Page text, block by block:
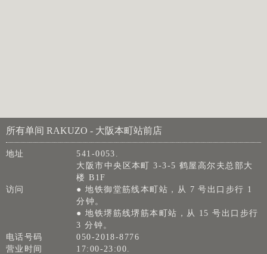
所有单间 RAKUZO - 大阪本町站前店
地址
541-0053.
大阪市中央区本町 3-3-5 鹤屋高尔夫总部大
楼 B1F
访问
● 地铁御堂筋线本町站，从 7 号出口步行 1
分钟。
● 地铁堺筋线堺筋本町站，从 15 号出口步行
3 分钟。
电话号码
050-2018-8776
营业时间
17:00-23:00.